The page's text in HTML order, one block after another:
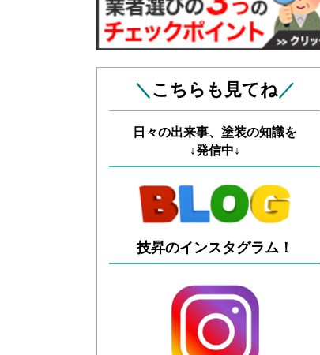
＼ こちらも見てね／
日々の出来事、塗装の知識を
↓発信中↓
技昇のインスタグラム！